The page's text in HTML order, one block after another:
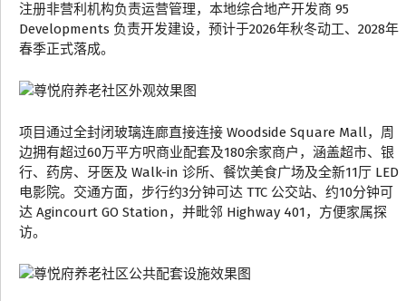
注册非营利机构负责运营管理，本地综合地产开发商 95
Developments 负责开发建设，预计于2026年秋冬动工、2028年
春季正式落成。
项目通过全封闭玻璃连廊直接连接 Woodside Square Mall，周
边拥有超过60万平方呎商业配套及180余家商户，涵盖超市、银
行、药房、牙医及 Walk-in 诊所、餐饮美食广场及全新11厅 LED
电影院。交通方面，步行约3分钟可达 TTC 公交站、约10分钟可
达 Agincourt GO Station，并毗邻 Highway 401，方便家属探
访。